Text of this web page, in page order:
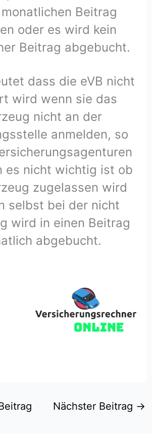
Beitrag
oder es wird kein
Beitrag abgebucht.
dass die eVB nicht
wird wenn sie das
nicht an der
anmelden, so
es nicht wichtig ist ob
zugelassen wird
selbst bei der nicht
wird in einen Beitrag
abgebucht.
Nächster Beitrag →